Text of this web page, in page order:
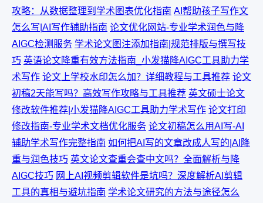
攻略：从数据整理到学术图表优化指南 AI帮助孩子写作文
怎么写|AI写作辅助指南 论文优化网站-专业学术润色与降
AIGC检测服务 学术论文图注添加指南|规范排版与撰写技
巧 英语论文降重有效方法指南_小发猫降AIGC工具助力学
术写作 论文上学校水印怎么加？详细教程与工具推荐 论文
初稿2天能写吗？高效写作攻略与工具推荐 英文硕士论文
修改软件推荐|小发猫降AIGC工具助力学术写作 论文打印
修改指南-专业学术文档优化服务 论文初稿怎么用AI写-AI
辅助学术写作完整指南 如何把AI写的文章改成人写的|AI降
重与润色技巧 英文论文查重会查中文吗？全面解析与降
AIGC技巧 网上AI视频剪辑软件是坑吗？深度解析AI剪辑
工具的真相与避坑指南 学术论文研究的方法与途径怎么